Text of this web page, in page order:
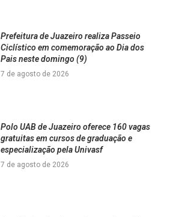
Prefeitura de Juazeiro realiza Passeio
Ciclístico em comemoração ao Dia dos
Pais neste domingo (9)
7 de agosto de 2026
Polo UAB de Juazeiro oferece 160 vagas
gratuitas em cursos de graduação e
especialização pela Univasf
7 de agosto de 2026